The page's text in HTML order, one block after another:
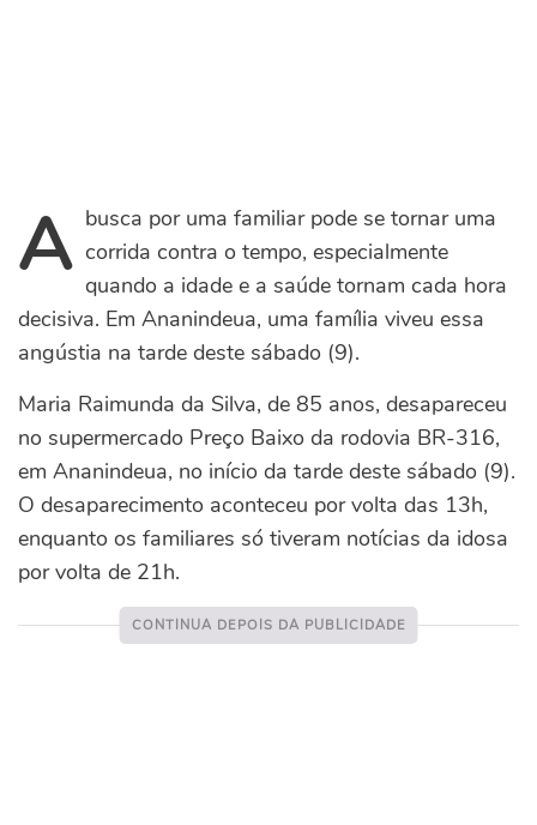
Abusca por uma familiar pode se tornar uma
corrida contra o tempo, especialmente
quando a idade e a saúde tornam cada hora
decisiva. Em Ananindeua, uma família viveu essa
angústia na tarde deste sábado (9).
Maria Raimunda da Silva, de 85 anos, desapareceu
no supermercado Preço Baixo da rodovia BR-316,
em Ananindeua, no início da tarde deste sábado (9).
O desaparecimento aconteceu por volta das 13h,
enquanto os familiares só tiveram notícias da idosa
por volta de 21h.